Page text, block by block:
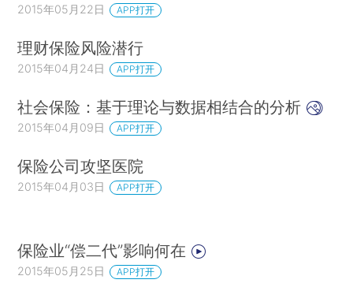
2015年05月22日 APP打开
理财保险风险潜行
2015年04月24日 APP打开
社会保险：基于理论与数据相结合的分析
2015年04月09日 APP打开
保险公司攻坚医院
2015年04月03日 APP打开
保险业“偿二代”影响何在
2015年05月25日 APP打开